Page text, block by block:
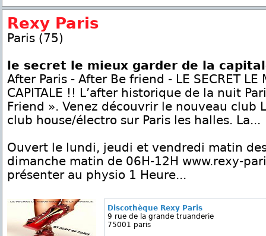
Rexy Paris
Paris (75)
le secret le mieux garder de la
After Paris - After Be friend - LE SECRET LE
CAPITALE !! L’after historique de la nuit
Friend ». Venez découvrir le nouveau club
club house/électro sur Paris les halles. La...
Ouvert le lundi, jeudi et vendredi matin
dimanche matin de 06H-12H www.rexy-
présenter au physio 1 Heure...
Discothèque Rexy Paris
9 rue de la grande truanderie
75001 paris